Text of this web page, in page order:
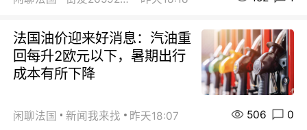
法国油价迎来好消息：汽油重
回每升2欧元以下，暑期出行
成本有所下降
闲聊法国 新闻我来找 昨天18:07 506 0